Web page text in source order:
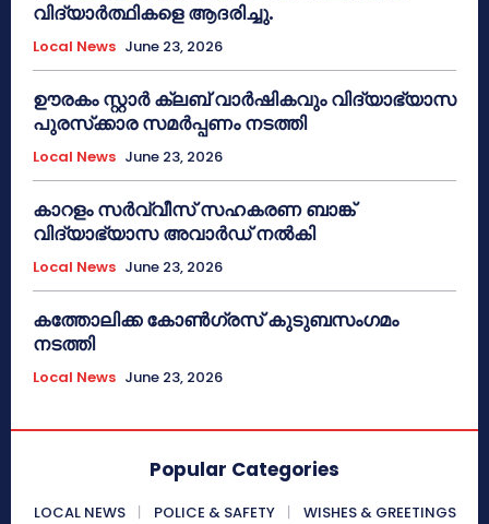
വിദ്യാർത്ഥികളെ ആദരിച്ചു.
Local News June 23, 2026
ഊരകം സ്റ്റാർ ക്ലബ് വാർഷികവും വിദ്യാഭ്യാസ
പുരസ്‌ക്കാര സമർപ്പണം നടത്തി
Local News June 23, 2026
കാറളം സർവ്വീസ് സഹകരണ ബാങ്ക്
വിദ്യാഭ്യാസ അവാർഡ് നൽകി
Local News June 23, 2026
കത്തോലിക്ക കോൺഗ്രസ് കുടുബസംഗമം
നടത്തി
Local News June 23, 2026
Popular Categories
LOCAL NEWS POLICE & SAFETY
WISHES & GREETINGS